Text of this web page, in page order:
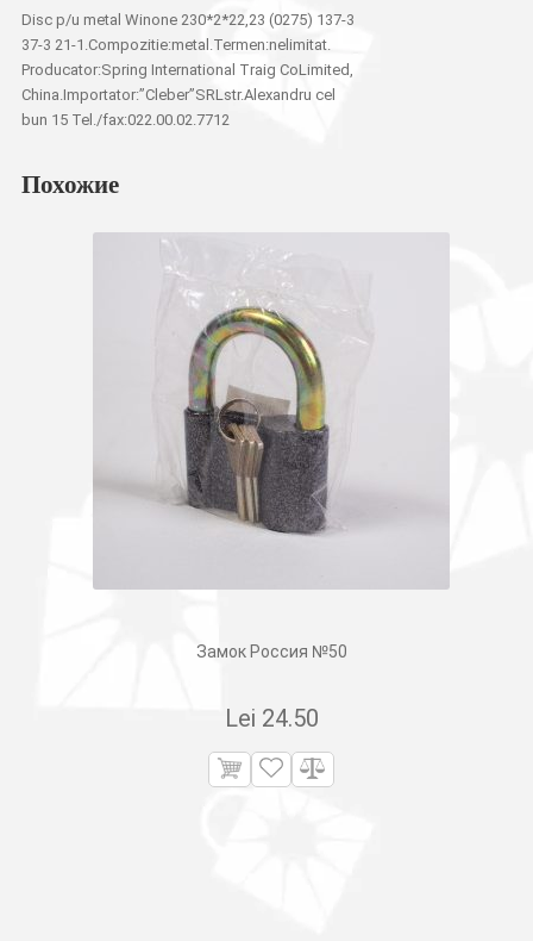
Disc p/u metal Winone 230*2*22,23 (0275) 137-3
37-3 21-1.Compozitie:metal.Termen:nelimitat.
Producator:Spring International Traig CoLimited,
China.Importator:”Cleber”SRLstr.Alexandru cel
bun 15 Tel./fax:022.00.02.7712
Похожие
Замок Россия №50
Lei 24.50